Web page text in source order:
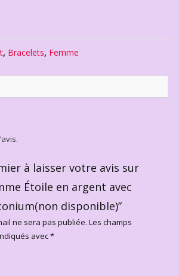
, Bracelets, Femme
à laisser votre avis sur
Étoile en argent avec
disponible)”
ne sera pas publiée. Les champs
avec*